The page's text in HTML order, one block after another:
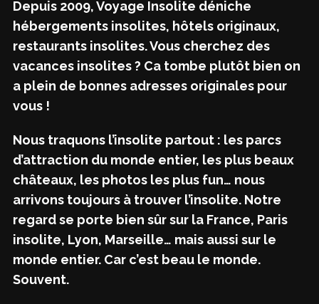
Depuis 2009, Voyage Insolite déniche
hébergements insolites, hôtels originaux,
restaurants insolites. Vous cherchez des
vacances insolites ? Ca tombe plutôt bien on
a plein de bonnes adresses originales pour
vous !
Nous traquons l’insolite partout : les parcs
d’attraction du monde entier, les plus beaux
châteaux, les photos les plus fun… nous
arrivons toujours à trouver l’insolite. Notre
regard se porte bien sûr sur la France, Paris
insolite, Lyon, Marseille… mais aussi sur le
monde entier. Car c’est beau le monde.
Souvent.